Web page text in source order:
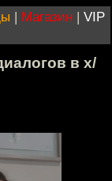
| Магазин | VIP
в х/